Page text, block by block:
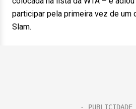
participar pela primeira vez de um
Slam.